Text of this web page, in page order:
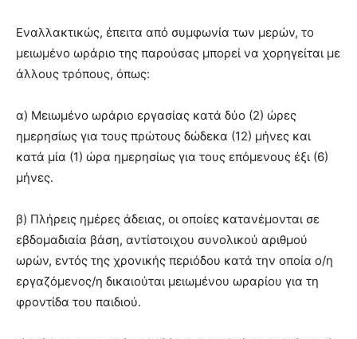
Εναλλακτικώς, έπειτα από συμφωνία των μερών, το
μειωμένο ωράριο της παρούσας μπορεί να χορηγείται με
άλλους τρόπους, όπως:
α) Μειωμένο ωράριο εργασίας κατά δύο (2) ώρες
ημερησίως για τους πρώτους δώδεκα (12) μήνες και
κατά μία (1) ώρα ημερησίως για τους επόμενους έξι (6)
μήνες.
β) Πλήρεις ημέρες άδειας, οι οποίες κατανέμονται σε
εβδομαδιαία βάση, αντίστοιχου συνολικού αριθμού
ωρών, εντός της χρονικής περιόδου κατά την οποία ο/η
εργαζόμενος/η δικαιούται μειωμένου ωραρίου για τη
φροντίδα του παιδιού.